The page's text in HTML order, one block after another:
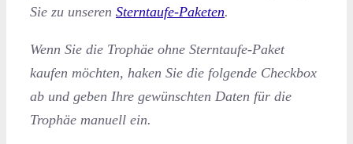
Sie zu unseren Sterntaufe-Paketen.
Wenn Sie die Trophäe ohne Sterntaufe-Paket
kaufen möchten, haken Sie die folgende Checkbox
ab und geben Ihre gewünschten Daten für die
Trophäe manuell ein.